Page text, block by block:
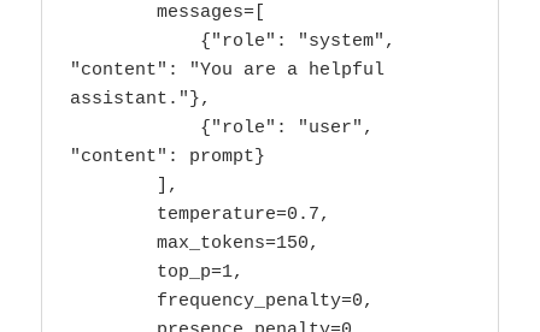
"content": "You are a helpful
assistant."},
"content": prompt}